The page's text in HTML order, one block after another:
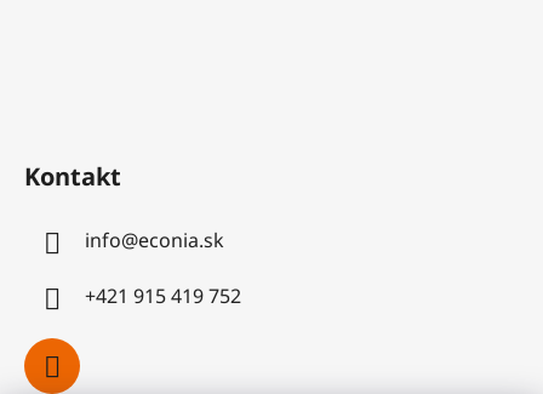
Kontakt
info@econia.sk
+421 915 419 752